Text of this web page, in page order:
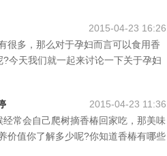
2015-04-23 16:26
很多，那么对于孕妇而言可以食用香
今天我们就一起来讨论一下关于孕妇
2015-04-23 11:36
常会自己爬树摘香椿回家吃，那美味
价值你了解多少呢?你知道香椿有哪些